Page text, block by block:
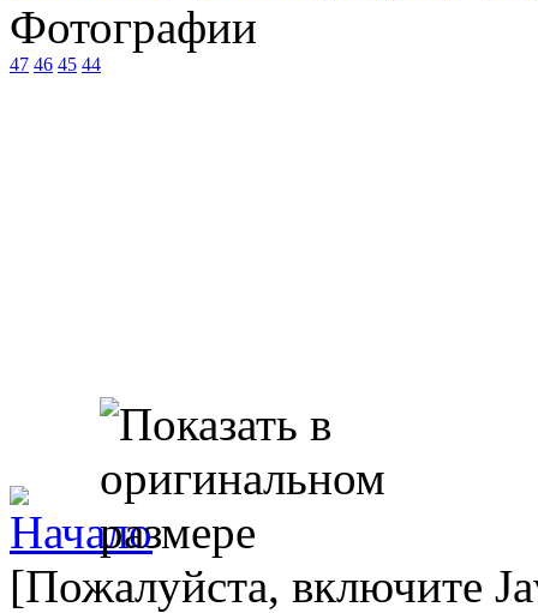
Фотографии
47 46 45 44
[Пожалуйста, включите